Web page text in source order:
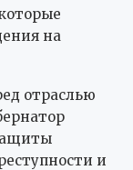
на
отраслью
и